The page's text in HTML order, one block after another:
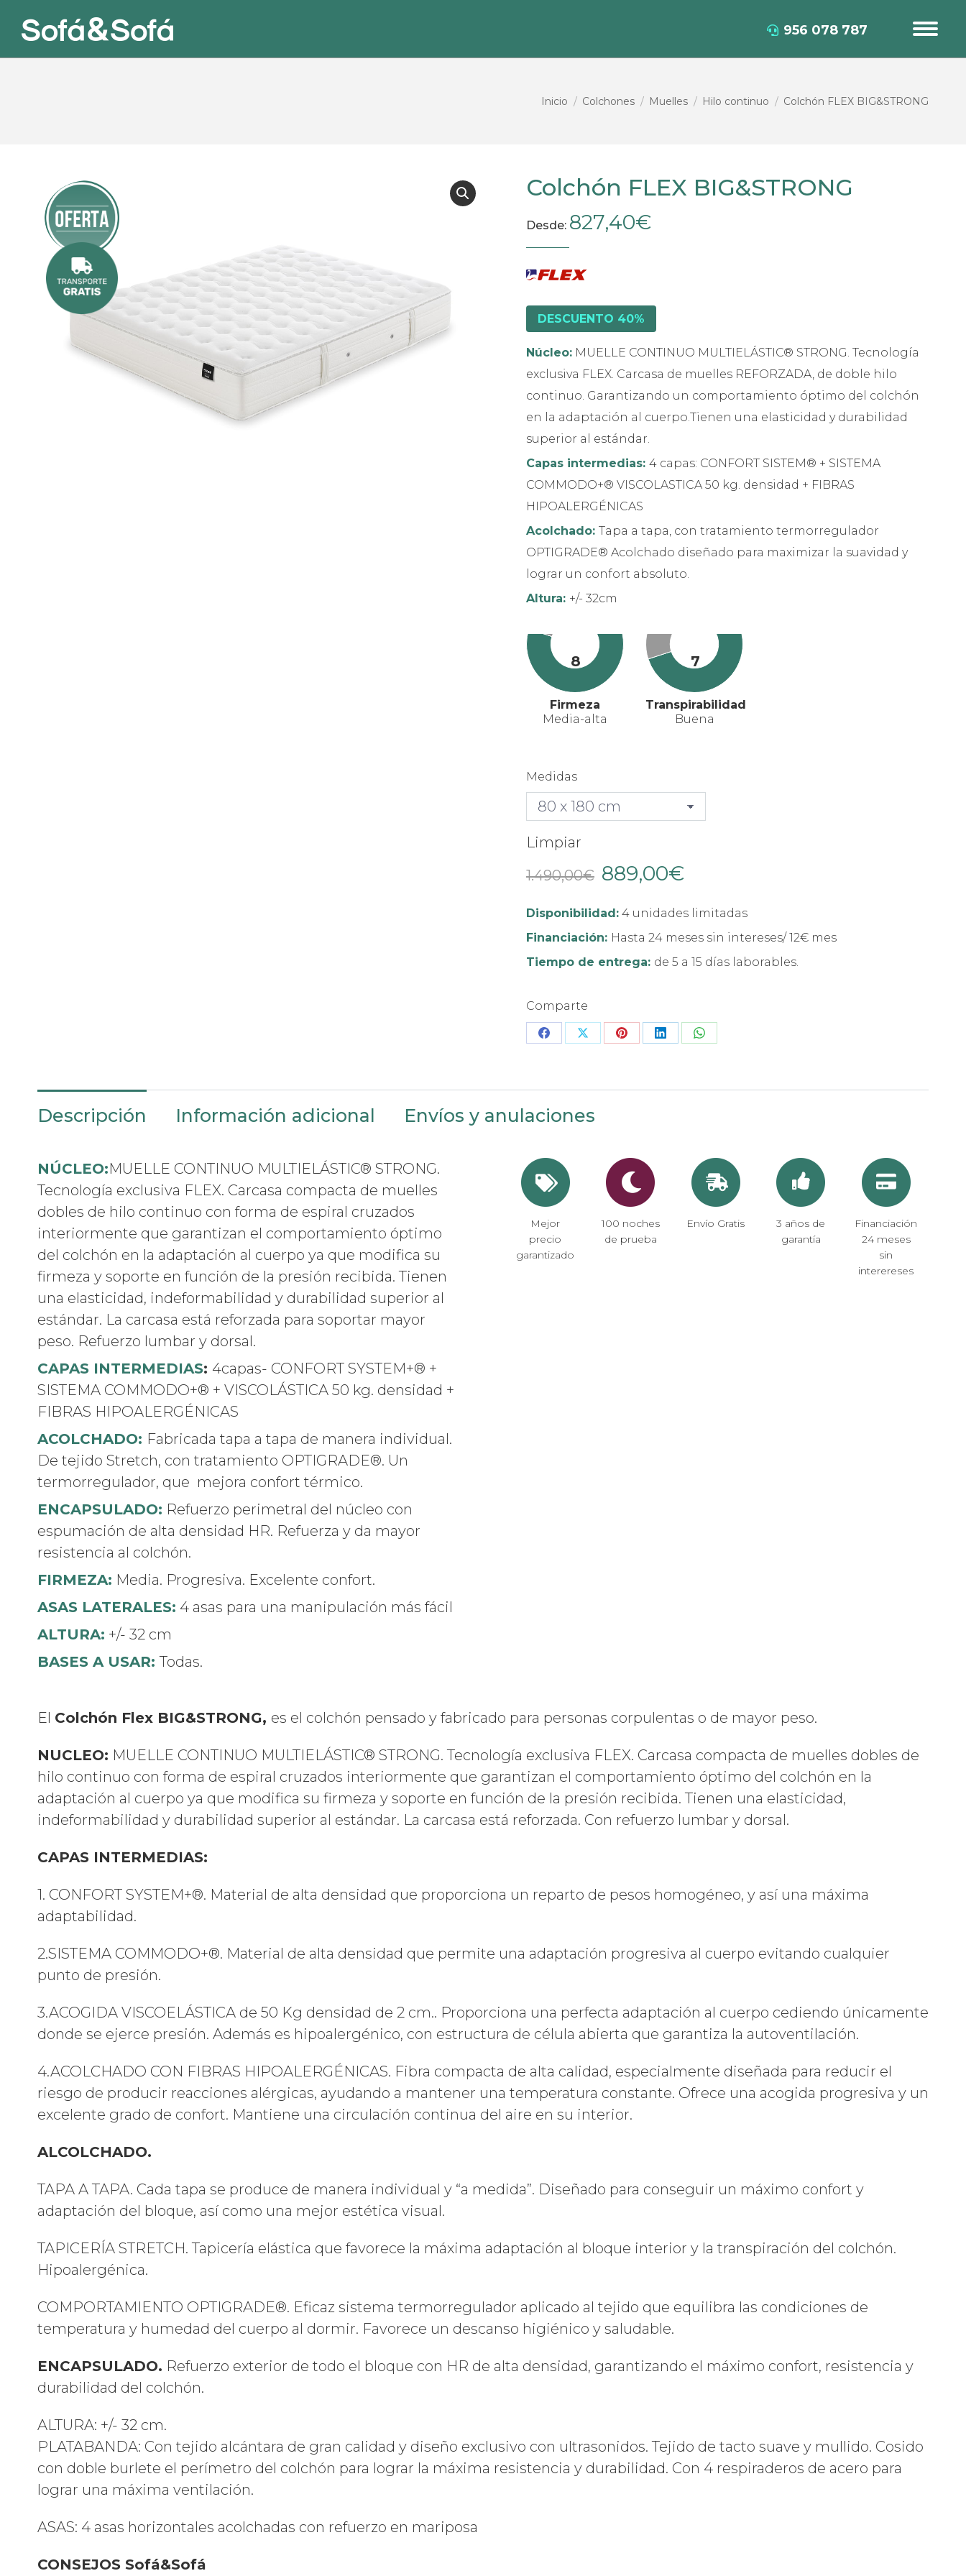
956 078 787
Estás aquí:
Inicio Colchones Muelles Hilo continuo Colchón FLEX BIG&STRONG
¡OFERTA!
Colchón FLEX BIG&STRONG
DESCUENTO 40%
Núcleo: MUELLE CONTINUO MULTIELÁSTIC® STRONG. Tecnología
exclusiva FLEX. Carcasa de muelles REFORZADA, de doble hilo
continuo. Garantizando un comportamiento óptimo del colchón
en la adaptación al cuerpo.Tienen una elasticidad y durabilidad
superior al estándar.
Capas intermedias: 4 capas: CONFORT SISTEM® + SISTEMA
COMMODO+® VISCOLASTICA 50 kg. densidad + FIBRAS
HIPOALERGÉNICAS
Acolchado: Tapa a tapa, con tratamiento termorregulador
OPTIGRADE® Acolchado diseñado para maximizar la suavidad y
lograr un confort absoluto.
Altura: +/- 32cm
8
Firmeza
Media-alta
7
Transpirabilidad
Buena
Disponibilidad: 4 unidades limitadas
Financiación: Hasta 24 meses sin intereses/ 12€ mes
Tiempo de entrega: de 5 a 15 días laborables.
Desde: 827,40€
Medidas
Limpiar
1.490,00€ El
original
era:
1.490,00€.
889,00€El
actual
es:
889,00€.
Comparte
Share Share Share Share Share
Descripción Información adicional Envíos y anulaciones
NÚCLEO: MUELLE CONTINUO MULTIELÁSTIC® STRONG.
Tecnología exclusiva FLEX. Carcasa compacta de muelles
dobles de hilo continuo con forma de espiral cruzados
interiormente que garantizan el comportamiento óptimo
del colchón en la adaptación al cuerpo ya que modifica su
firmeza y soporte en función de la presión recibida. Tienen
una elasticidad, indeformabilidad y durabilidad superior al
estándar. La carcasa está reforzada para soportar mayor
peso. Refuerzo lumbar y dorsal.
CAPAS INTERMEDIAS: 4capas- CONFORT SYSTEM+® +
SISTEMA COMMODO+® + VISCOLÁSTICA 50 kg. densidad +
FIBRAS HIPOALERGÉNICAS
ACOLCHADO: Fabricada tapa a tapa de manera individual.
De tejido Stretch, con tratamiento OPTIGRADE®. Un
termorregulador, que mejora confort térmico.
ENCAPSULADO: Refuerzo perimetral del núcleo con
espumación de alta densidad HR. Refuerza y da mayor
resistencia al colchón.
FIRMEZA: Media. Progresiva. Excelente confort.
ASAS LATERALES: 4 asas para una manipulación más fácil
ALTURA: +/- 32 cm
BASES A USAR:Todas.
Mejor
precio
garantizado
100 noches
de prueba
Envío Gratis
3 años de
garantía
Financiación
24 meses
sin
interereses
El Colchón Flex BIG&STRONG, es el colchón pensado y fabricado para personas corpulentas o de mayor peso.
NUCLEO: MUELLE CONTINUO MULTIELÁSTIC® STRONG. Tecnología exclusiva FLEX. Carcasa compacta de muelles dobles de
hilo continuo con forma de espiral cruzados interiormente que garantizan el comportamiento óptimo del colchón en la
adaptación al cuerpo ya que modifica su firmeza y soporte en función de la presión recibida. Tienen una elasticidad,
indeformabilidad y durabilidad superior al estándar. La carcasa está reforzada. Con refuerzo lumbar y dorsal.
CAPAS INTERMEDIAS:
1. CONFORT SYSTEM+®. Material de alta densidad que proporciona un reparto de pesos homogéneo, y así una máxima
adaptabilidad.
2.SISTEMA COMMODO+®. Material de alta densidad que permite una adaptación progresiva al cuerpo evitando cualquier
punto de presión.
3.ACOGIDA VISCOELÁSTICA de 50 Kg densidad de 2 cm.. Proporciona una perfecta adaptación al cuerpo cediendo únicamente
donde se ejerce presión. Además es hipoalergénico, con estructura de célula abierta que garantiza la autoventilación.
4.ACOLCHADO CON FIBRAS HIPOALERGÉNICAS. Fibra compacta de alta calidad, especialmente diseñada para reducir el
riesgo de producir reacciones alérgicas, ayudando a mantener una temperatura constante. Ofrece una acogida progresiva y un
excelente grado de confort. Mantiene una circulación continua del aire en su interior.
ALCOLCHADO.
TAPA A TAPA. Cada tapa se produce de manera individual y “a medida”. Diseñado para conseguir un máximo confort y
adaptación del bloque, así como una mejor estética visual.
TAPICERÍA STRETCH. Tapicería elástica que favorece la máxima adaptación al bloque interior y la transpiración del colchón.
Hipoalergénica.
COMPORTAMIENTO OPTIGRADE®. Eficaz sistema termorregulador aplicado al tejido que equilibra las condiciones de
temperatura y humedad del cuerpo al dormir. Favorece un descanso higiénico y saludable.
ENCAPSULADO. Refuerzo exterior de todo el bloque con HR de alta densidad, garantizando el máximo confort, resistencia y
durabilidad del colchón.
ALTURA: +/- 32 cm.
PLATABANDA: Con tejido alcántara de gran calidad y diseño exclusivo con ultrasonidos. Tejido de tacto suave y mullido. Cosido
con doble burlete el perímetro del colchón para lograr la máxima resistencia y durabilidad. Con 4 respiraderos de acero para
lograr una máxima ventilación.
ASAS: 4 asas horizontales acolchadas con refuerzo en mariposa
CONSEJOS Sofá&Sofá